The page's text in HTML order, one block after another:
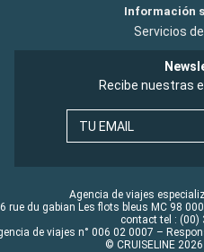
Información
Servicios
Recibe nuestras
TU EMAIL
Agencia de viajes
rue du gabian Les flots bleus MC 98
contact tel : (00)
de viajes n° 006 02 0007 –
© CRUISELINE